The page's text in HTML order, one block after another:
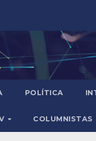
POLÍTICA
COLUMNISTAS